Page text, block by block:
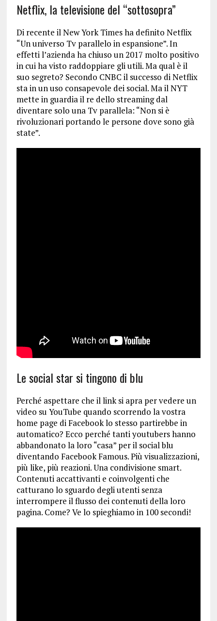
Netflix, la televisione del “sottosopra”
Di recente il New York Times ha definito Netflix
“Un universo Tv parallelo in espansione”. In
effetti l’azienda ha chiuso un 2017 molto positivo
in cui ha visto raddoppiare gli utili. Ma qual è il
suo segreto? Secondo CNBC il successo di Netflix
sta in un uso consapevole dei social. Ma il NYT
mette in guardia il re dello streaming dal
diventare solo una Tv parallela: “Non si è
rivoluzionari portando le persone dove sono già
state”.
Le social star si tingono di blu
Perché aspettare che il link si apra per vedere un
video su YouTube quando scorrendo la vostra
home page di Facebook lo stesso partirebbe in
automatico? Ecco perché tanti youtubers hanno
abbandonato la loro “casa” per il social blu
diventando Facebook Famous. Più visualizzazioni,
più like, più reazioni. Una condivisione smart.
Contenuti accattivanti e coinvolgenti che
catturano lo sguardo degli utenti senza
interrompere il flusso dei contenuti della loro
pagina. Come? Ve lo spieghiamo in 100 secondi!